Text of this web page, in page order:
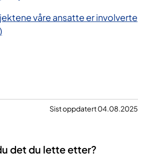
våre ansatte er involverte
Sist oppdatert 04.08.2025
det du lette etter?